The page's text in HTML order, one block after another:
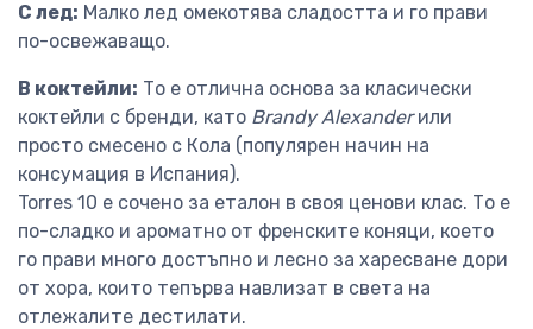
С лед: Малко лед омекотява сладостта и го прави
по-освежаващо.
В коктейли: То е отлична основа за класически
коктейли с бренди, като Brandy Alexanderили
просто смесено с Кола (популярен начин на
консумация в Испания).
Torres 10 е сочено за еталон в своя ценови клас. То е
по-сладко и ароматно от френските коняци, което
го прави много достъпно и лесно за харесване дори
от хора, които тепърва навлизат в света на
отлежалите дестилати.